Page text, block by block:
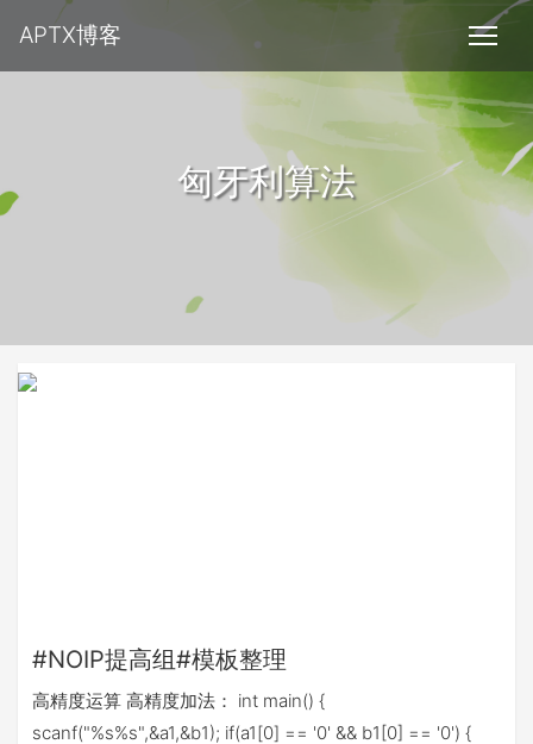
APTX博客
匈牙利算法
#NOIP提高组#模板整理
高精度运算 高精度加法： int main() {
scanf("%s%s",&a1,&b1); if(a1[0] == '0' && b1[0] == '0') {